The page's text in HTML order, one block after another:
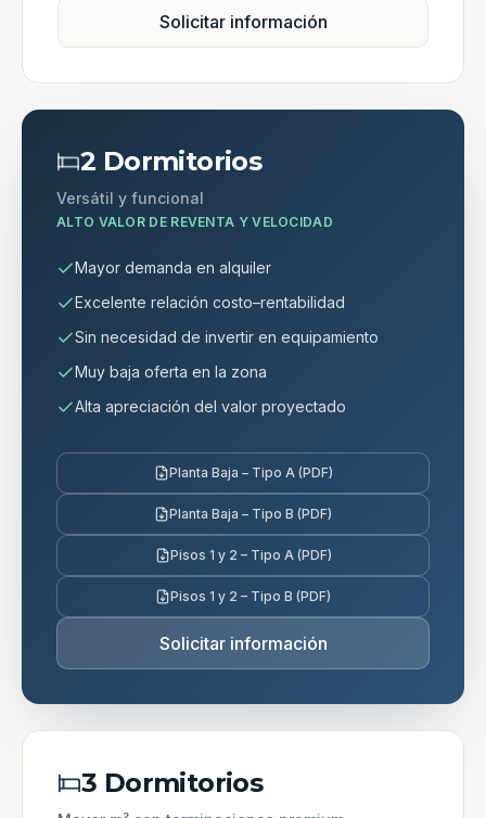
Solicitar información
2 Dormitorios
Versátil y funcional
ALTO VALOR DE REVENTA Y VELOCIDAD
Mayor demanda en alquiler
Excelente relación costo–rentabilidad
Sin necesidad de invertir en equipamiento
Muy baja oferta en la zona
Alta apreciación del valor proyectado
Planta Baja – Tipo A (PDF)
Planta Baja – Tipo B (PDF)
Pisos 1 y 2 – Tipo A (PDF)
Pisos 1 y 2 – Tipo B (PDF)
Solicitar información
3 Dormitorios